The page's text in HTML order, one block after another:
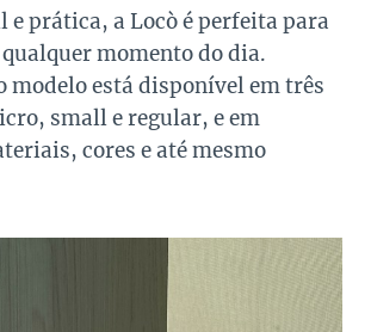
prática, a Locò é perfeita para
momento do dia.
modelo está disponível em três
small e regular, e em
cores e até mesmo